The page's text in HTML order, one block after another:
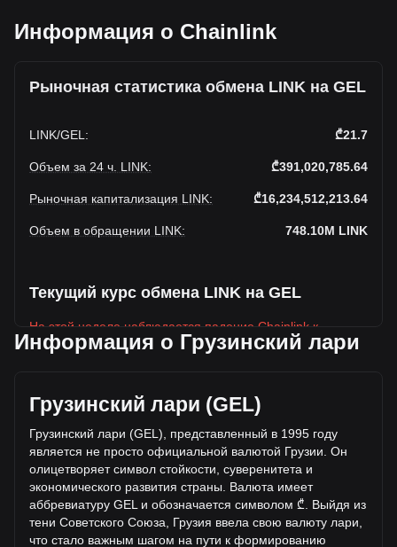
Информация о Chainlink
Рыночная статистика обмена LINK на GEL
LINK/GEL : ₾21.7
Объем за 24 ч. LINK: ₾391,020,785.64
Рыночная капитализация LINK: ₾16,234,512,213.64
Объем в обращении LINK: 748.10M LINK
Текущий курс обмена LINK на GEL
На этой неделе наблюдается падение Chainlink к
Грузинский лари
LINK, а общая рыночная капитализация составляет
748,100,000LINK на основе оборотного предложения
Chainlink ₾16,234,512,213.64 GEL. Объем торгов упал на
Chainlink% (₾-98,902,842.51 GEL) за последние 24 часа,
а объем торгов -20.19 составил ₾489,923,628.15 было
продано за тот же период.
Дополнительная информация о Chainlink
Информация о Грузинский лари
Грузинский лари (GEL)
Грузинский лари (GEL), представленный в 1995 году
является не просто официальной валютой Грузии. Он
олицетворяет символ стойкости, суверенитета и
экономического развития страны. Валюта имеет
аббревиатуру GEL и обозначается символом ₾. Выйдя из
тени Советского Союза, Грузия ввела свою валюту лари,
что стало важным шагом на пути к формированию